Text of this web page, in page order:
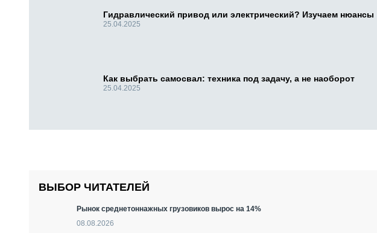
Гидравлический привод или электрический? Изучаем нюансы
25.04.2025
Как выбрать самосвал: техника под задачу, а не наоборот
25.04.2025
ВЫБОР ЧИТАТЕЛЕЙ
Рынок среднетоннажных грузовиков вырос на 14%
08.08.2026